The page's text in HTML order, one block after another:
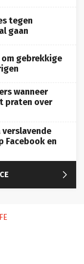
tegen
gaan
om gebrekkige
wanneer
praten over
Facebook en
